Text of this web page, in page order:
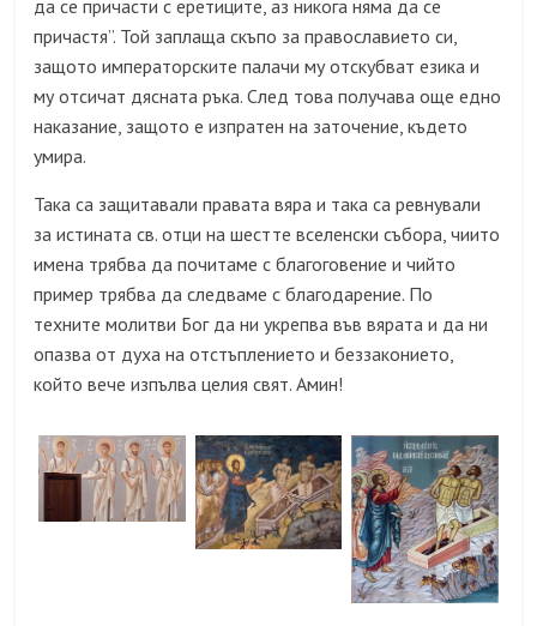
да се причасти с еретиците, аз никога няма да се
причастя”. Той заплаща скъпо за православието си,
защото императорските палачи му отскубват езика и
му отсичат дясната ръка. След това получава още едно
наказание, защото е изпратен на заточение, където
умира.
Така са защитавали правата вяра и така са ревнували
за истината св. отци на шестте вселенски събора, чиито
имена трябва да почитаме с благоговение и чийто
пример трябва да следваме с благодарение. По
техните молитви Бог да ни укрепва във вярата и да ни
опазва от духа на отстъплението и беззаконието,
който вече изпълва целия свят. Амин!